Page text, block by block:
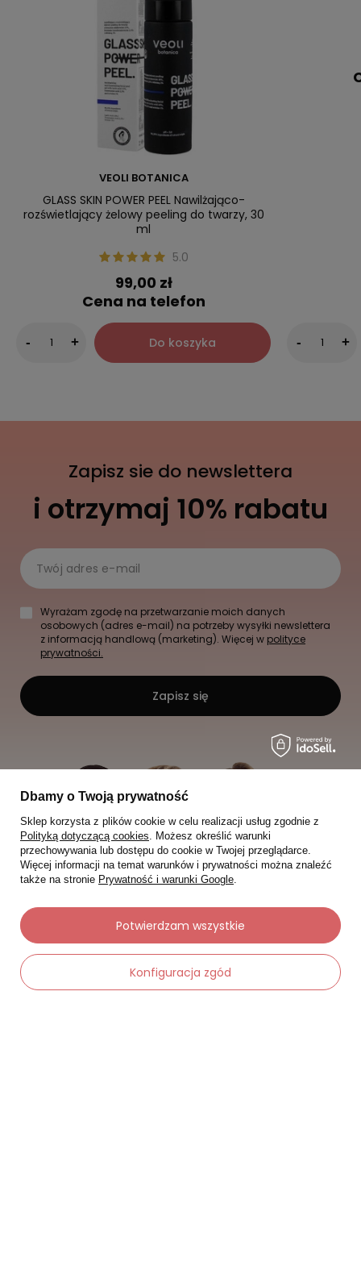
VEOLI BOTANICA
GLASS SKIN POWER PEEL Nawilżająco-
rozświetlający żelowy peeling do twarzy, 30
ml
5.0
99,00 zł
Cena na telefon
- + Do koszyka - +
Zapisz sie do newslettera
i otrzymaj 10% rabatu
Twój adres e-mail
Wyrażam zgodę na przetwarzanie moich danych
osobowych (adres e-mail) na potrzeby wysyłki newslettera
z informacją handlową (marketing). Więcej w polityce
prywatności.
Zapisz się
Moje zamówienia
Dbamy o Twoją prywatność
Sklep korzysta z plików cookie w celu realizacji usług zgodnie z
Polityką dotyczącą cookies. Możesz określić warunki
przechowywania lub dostępu do cookie w Twojej przeglądarce.
Więcej informacji na temat warunków i prywatności można znaleźć
także na stronie Prywatność i warunki Google.
Konfiguracja zgód
Potwierdzam wszystkie